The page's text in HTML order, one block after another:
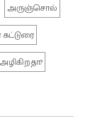
அருஞ்சொல்